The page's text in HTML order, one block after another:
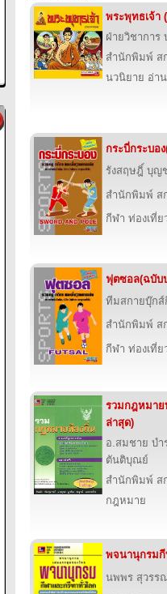
พระพุทธเจ้า
ฝ่ายวิชาการ
สำนักพิมพ์ ส
นวนิยาย อ่า
กระบี่กระบอ
รังสฤษฎิ์ บุญ
สำนักพิมพ์ ส
กีฬา ท่องเที่
ฟุตซอล(ฉบับ
ทีมสกายบุ๊กส์
สำนักพิมพ์ ส
กีฬา ท่องเที่
รวมกฎหมาย
ล่าสุด)
อ.สมชาย บ
ตันติบุณย์
สำนักพิมพ์ ส
กฎหมาย
พจนานุกรม
นพพร สุวรร